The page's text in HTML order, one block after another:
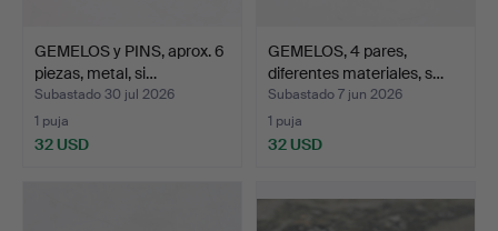
GEMELOS y PINS, aprox. 6
piezas, metal, si…
Subastado 30 jul 2026
1 puja
32 USD
GEMELOS, 4 pares,
diferentes materiales, s…
Subastado 7 jun 2026
1 puja
32 USD